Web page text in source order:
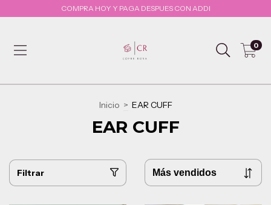
COMPRA HOY Y PAGA DESPUES CON ADDI
0
Inicio > EAR CUFF
EAR CUFF
Filtrar